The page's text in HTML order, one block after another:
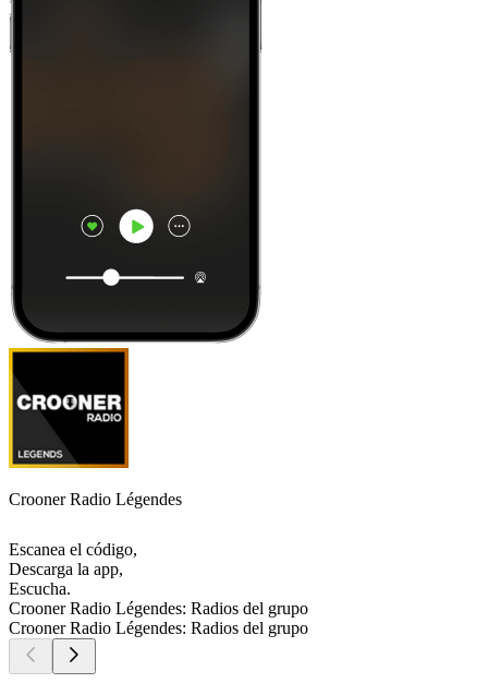
Crooner Radio Légendes
Escanea el código,
Descarga la app,
Escucha.
Crooner Radio Légendes: Radios del grupo
Crooner Radio Légendes: Radios del grupo